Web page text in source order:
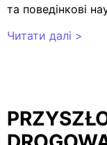
та поведінкові
Читати далі >